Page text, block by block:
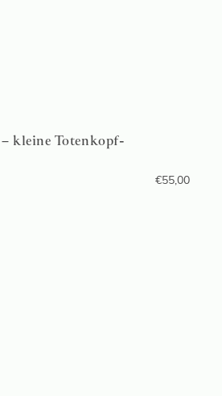
kleine Totenkopf-
€55,00